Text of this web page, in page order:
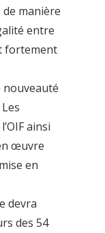
manière
entre
fortement
nouveauté
ainsi
œuvre
en
devra
des 54